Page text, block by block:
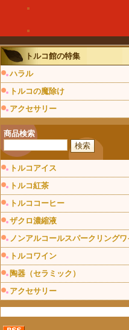
トルコ館の特集
ハラル
トルコの魔除け
アクセサリー
商品検索
トルコアイス
トルコ紅茶
トルココーヒー
ザクロ濃縮液
ノンアルコールスパークリングワ
トルコワイン
陶器（セラミック）
アクセサリー